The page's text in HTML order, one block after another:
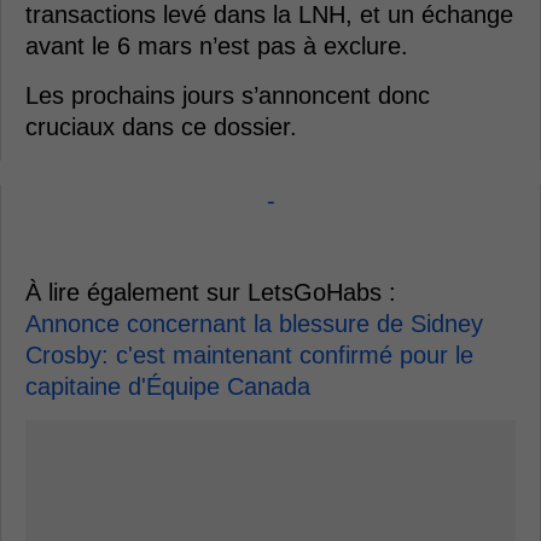
transactions levé dans la LNH, et un échange
avant le 6 mars n’est pas à exclure.
Les prochains jours s’annoncent donc
cruciaux dans ce dossier.
-
À lire également sur LetsGoHabs :
Annonce concernant la blessure de Sidney
Crosby: c'est maintenant confirmé pour le
capitaine d'Équipe Canada